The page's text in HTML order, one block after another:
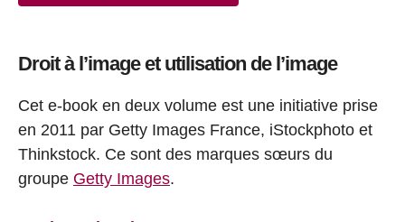
Droit à l’image et utilisation de l’image
Cet e-book en deux volume est une initiative prise
en 2011 par Getty Images France, iStockphoto et
Thinkstock. Ce sont des marques sœurs du
groupe Getty Images.